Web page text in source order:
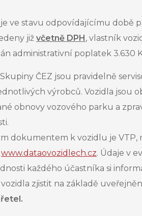
ve stavu odpovídajícímu době
již včetně DPH , vlastník
administrativní poplatek 3.630
ČEZ jsou pravidelně
výrobců. Vozidla jsou
obnovy vozového parku a
dokumentem k vozidlu je
www.dataovozidlech.cz. Údaje v
každého účastníka si
zjistit na základě